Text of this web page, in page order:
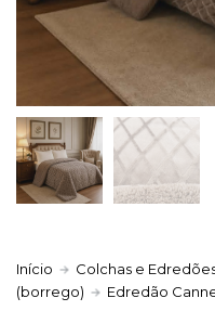
Início Colchas e
(borrego)
Edredão